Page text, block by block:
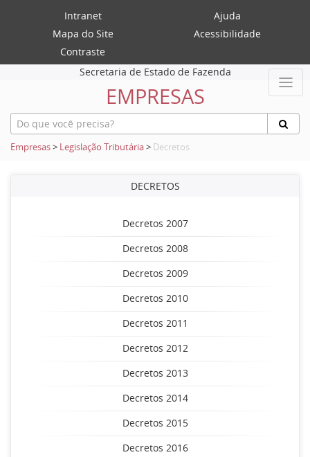
Intranet
Ajuda
Mapa do Site
Acessibilidade
Contraste
Secretaria de Estado de Fazenda
EMPRESAS
Empresas> Legislação Tributária> Decretos
DECRETOS
Decretos 2007
Decretos 2008
Decretos 2009
Decretos 2010
Decretos 2011
Decretos 2012
Decretos 2013
Decretos 2014
Decretos 2015
Decretos 2016